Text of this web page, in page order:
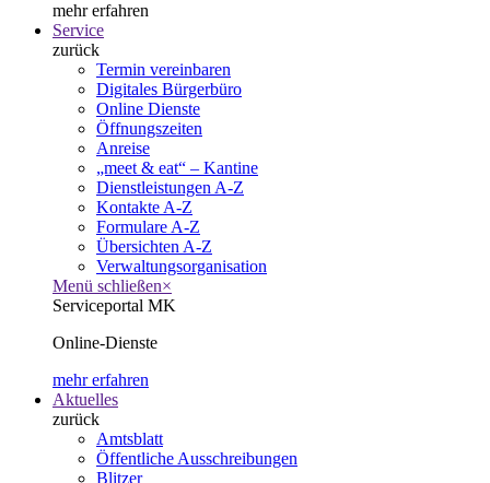
mehr erfahren
Service
zurück
Termin vereinbaren
Digitales Bürgerbüro
Online Dienste
Öffnungszeiten
Anreise
„meet & eat“ – Kantine
Dienstleistungen A-Z
Kontakte A-Z
Formulare A-Z
Übersichten A-Z
Verwaltungsorganisation
Menü schließen×
Serviceportal MK
Online-Dienste
mehr erfahren
Aktuelles
zurück
Amtsblatt
Öffentliche Ausschreibungen
Blitzer